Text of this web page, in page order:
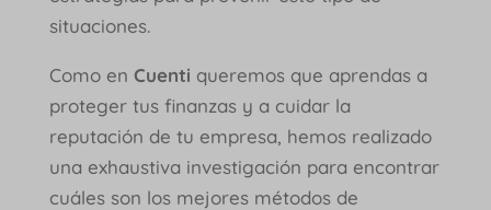
situaciones.
Como en Cuenti queremos que aprendas a
proteger tus finanzas y a cuidar la
reputación de tu empresa, hemos realizado
una exhaustiva investigación para encontrar
cuáles son los mejores métodos de